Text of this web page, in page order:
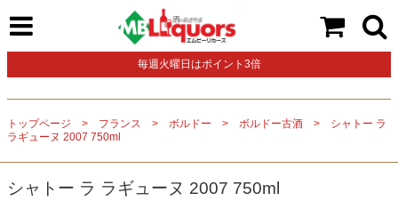
毎週火曜日はポイント3倍
トップページ フランス ボルドー ボルドー古酒
シャトー ラ
ラギューヌ 2007 750ml
シャトー ラ ラギューヌ 2007 750ml